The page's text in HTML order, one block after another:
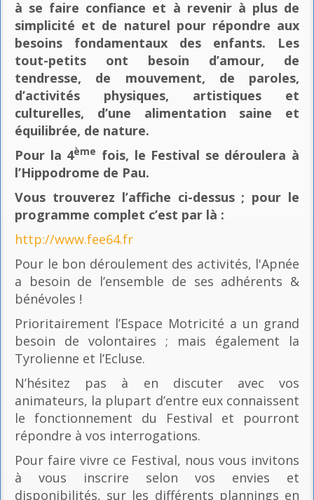
à se faire confiance et à revenir à plus de
simplicité et de naturel pour répondre aux
besoins fondamentaux des enfants. Les
tout-petits ont besoin d’amour, de
tendresse, de mouvement, de paroles,
d’activités physiques, artistiques et
culturelles, d’une alimentation saine et
équilibrée, de nature.
Pour la 4ème fois, le Festival se déroulera à
l’Hippodrome de Pau.
Vous trouverez l’affiche ci-dessus ; pour le
programme complet c’est par là :
http://www.fee64.fr
Pour le bon déroulement des activités, l'Apnée
a besoin de l’ensemble de ses adhérents &
bénévoles !
Prioritairement l’Espace Motricité a un grand
besoin de volontaires ; mais également la
Tyrolienne et l’Ecluse.
N’hésitez pas à en discuter avec vos
animateurs, la plupart d’entre eux connaissent
le fonctionnement du Festival et pourront
répondre à vos interrogations.
Pour faire vivre ce Festival, nous vous invitons
à vous inscrire selon vos envies et
disponibilités, sur les différents plannings en